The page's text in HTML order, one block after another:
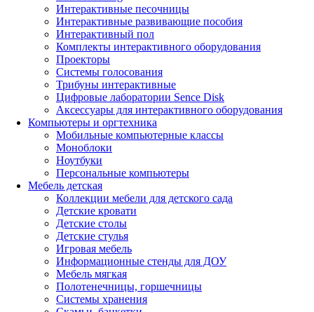
Интерактивные песочницы
Интерактивные развивающие пособия
Интерактивный пол
Комплекты интерактивного оборудования
Проекторы
Системы голосования
Трибуны интерактивные
Цифровые лаборатории Sence Disk
Аксессуары для интерактивного оборудования
Компьютеры и оргтехника
Мобильные компьютерные классы
Моноблоки
Ноутбуки
Персональные компьютеры
Мебель детская
Коллекции мебели для детского сада
Детские кровати
Детские столы
Детские стулья
Игровая мебель
Информационные стенды для ДОУ
Мебель мягкая
Полотенечницы, горшечницы
Системы хранения